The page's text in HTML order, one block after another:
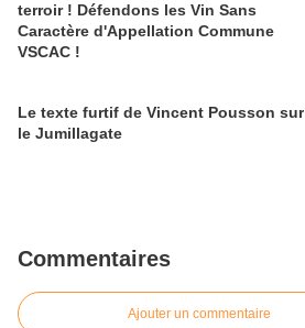
terroir ! Défendons les Vin Sans
Caractère d'Appellation Commune
VSCAC !
Le texte furtif de Vincent Pousson sur
le Jumillagate
Commentaires
Ajouter un commentaire